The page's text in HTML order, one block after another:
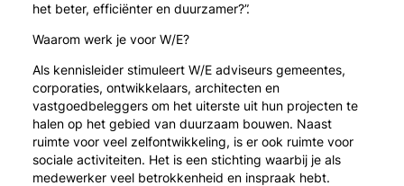
het beter, efficiënter en duurzamer?”.
Waarom werk je voor W/E?
Als kennisleider stimuleert W/E adviseurs gemeentes,
corporaties, ontwikkelaars, architecten en
vastgoedbeleggers om het uiterste uit hun projecten te
halen op het gebied van duurzaam bouwen. Naast
ruimte voor veel zelfontwikkeling, is er ook ruimte voor
sociale activiteiten. Het is een stichting waarbij je als
medewerker veel betrokkenheid en inspraak hebt.